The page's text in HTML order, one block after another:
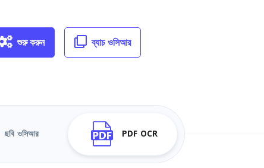
শুরু করুন ব্যাচ ওসিআর
ছবি ওসিআর PDF OCR